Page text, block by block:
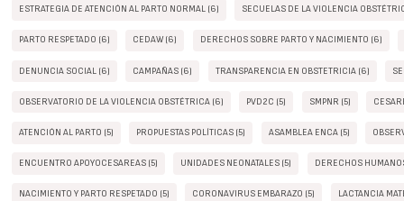
ESTRATEGIA DE ATENCIÓN AL PARTO NORMAL (6) SECUELAS DE LA VIOLENCIA
PARTO RESPETADO (6) CEDAW (6) DERECHOS SOBRE PARTO Y NACIMIENTO (6)
DENUNCIA SOCIAL (6) CAMPAÑAS (6) TRANSPARENCIA EN OBSTETRICIA (6)
OBSERVATORIO DE LA VIOLENCIA OBSTÉTRICA (6) PVD2C (5) SMPNR (5)
ATENCIÓN AL PARTO (5) PROPUESTAS POLÍTICAS (5) ASAMBLEA ENCA (5)
ENCUENTRO APOYOCESAREAS (5) UNIDADES NEONATALES (5) DERECHOS
NACIMIENTO Y PARTO RESPETADO (5) CORONAVIRUS EMBARAZO (5) LACTANCIA